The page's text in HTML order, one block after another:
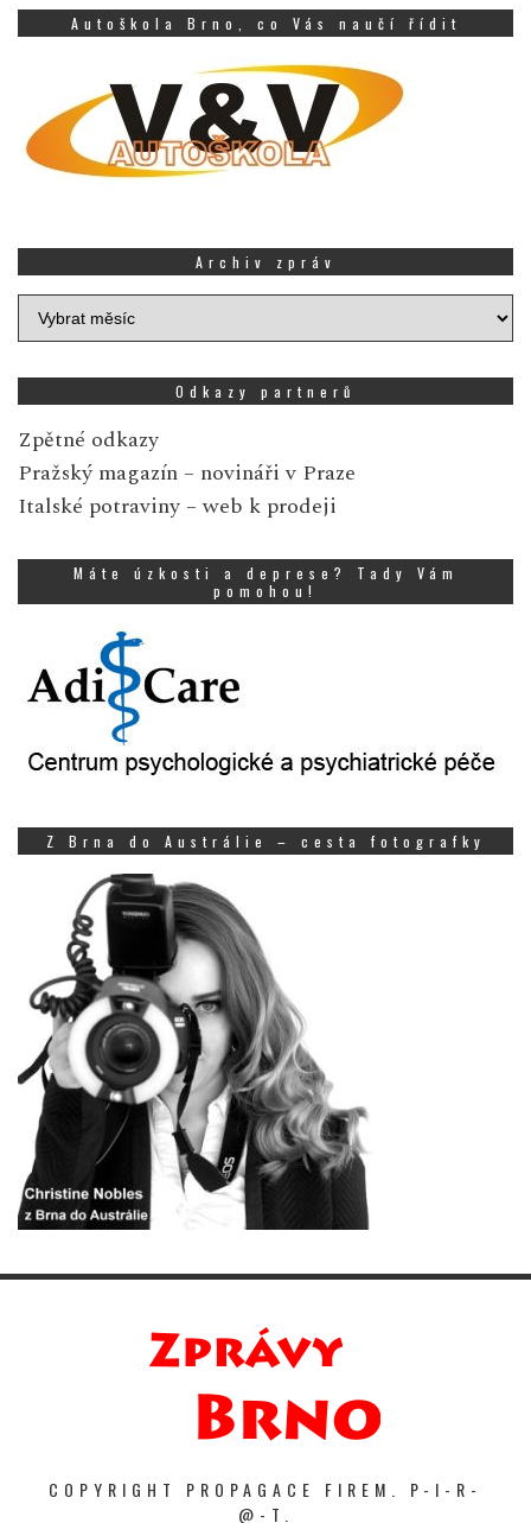
Autoškola Brno, co Vás naučí řídit
Archiv zpráv
Archiv
zpráv
Odkazy partnerů
Zpětné odkazy
Pražský magazín – novináři v Praze
Italské potraviny – web k prodeji
Máte úzkosti a deprese? Tady Vám
pomohou!
Z Brna do Austrálie – cesta fotografky
COPYRIGHT PROPAGACE FIREM. P-I-R-
@-T.